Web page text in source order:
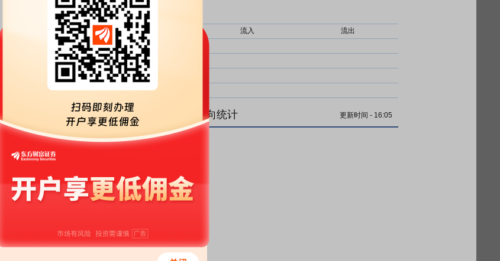
主力净比：
超大单净比：
大单净比：
中单净比：
小单净比：
流入
流出
更新时间 -16:05 盘后资金流向统计 更新时间 - 16:05